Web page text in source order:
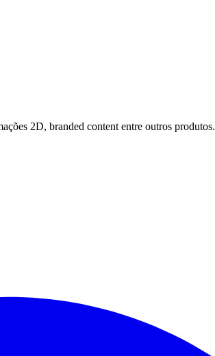
2D, branded content entre outros produtos.